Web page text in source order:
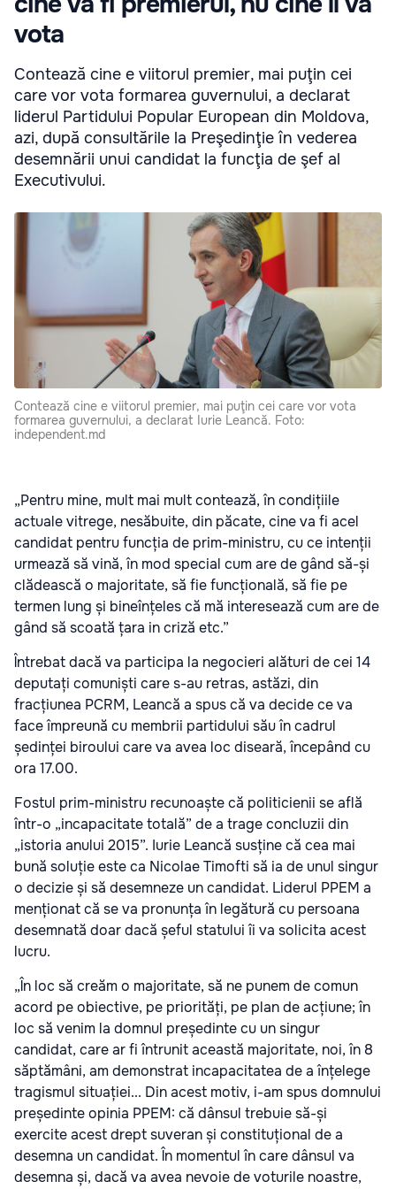
vota
Contează cine e viitorul premier, mai puţin cei
care vor vota formarea guvernului, a declarat
liderul Partidului Popular European din Moldova,
azi, după consultările la Preşedinţie în vederea
desemnării unui candidat la funcţia de şef al
Executivului.
Contează cine e viitorul premier, mai puţin cei care vor vota
formarea guvernului, a declarat Iurie Leancă. Foto:
independent.md
„Pentru mine, mult mai mult contează, în condițiile
actuale vitrege, nesăbuite, din păcate, cine va fi acel
candidat pentru funcția de prim-ministru, cu ce intenții
urmează să vină, în mod special cum are de gând să-și
clădească o majoritate, să fie funcțională, să fie pe
termen lung și bineînțeles că mă interesează cum are de
gând să scoată țara in criză etc.”
Întrebat dacă va participa la negocieri alături de cei 14
deputați comuniști care s-au retras, astăzi, din
fracțiunea PCRM, Leancă a spus că va decide ce va
face împreună cu membrii partidului său în cadrul
ședinței biroului care va avea loc diseară, începând cu
ora 17.00.
Fostul prim-ministru recunoaște că politicienii se află
într-o „incapacitate totală” de a trage concluzii din
„istoria anului 2015”. Iurie Leancă susține că cea mai
bună soluție este ca Nicolae Timofti să ia de unul singur
o decizie și să desemneze un candidat. Liderul PPEM a
menționat că se va pronunța în legătură cu persoana
desemnată doar dacă șeful statului îi va solicita acest
lucru.
„În loc să creăm o majoritate, să ne punem de comun
acord pe obiective, pe priorități, pe plan de acțiune; în
loc să venim la domnul președinte cu un singur
candidat, care ar fi întrunit această majoritate, noi, în 8
săptămâni, am demonstrat incapacitatea de a înțelege
tragismul situației... Din acest motiv, i-am spus domnului
președinte opinia PPEM: că dânsul trebuie să-și
exercite acest drept suveran și constituțional de a
desemna un candidat. În momentul în care dânsul va
desemna și, dacă va avea nevoie de voturile noastre,